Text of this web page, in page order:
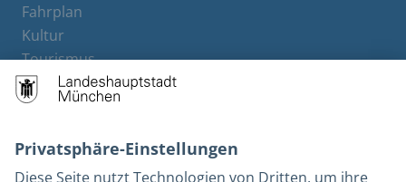
Fahrplan
Kultur
Tourismus
M-Strom
Bürgerservice